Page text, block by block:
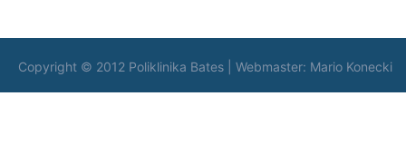
Copyright © 2012 Poliklinika Bates | Webmaster: Mario Konecki